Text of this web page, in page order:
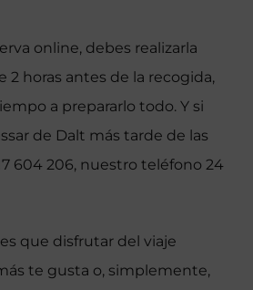
online, debes realizarla
horas antes de la recogida,
a prepararlo todo. Y si
de Dalt más tarde de las
604 206, nuestro teléfono 24
que disfrutar del viaje
te gusta o, simplemente,